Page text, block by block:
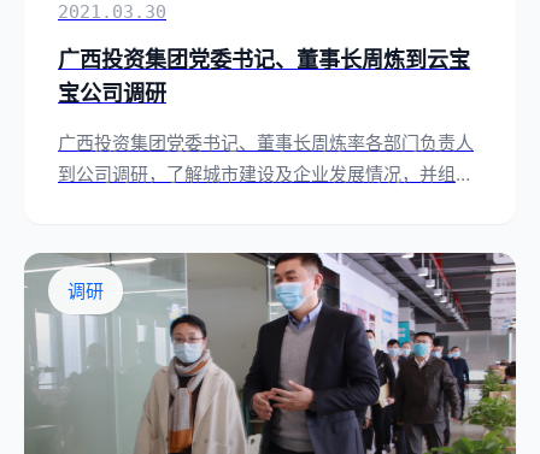
2021.03.30
广西投资集团党委书记、董事长周炼到云宝
宝公司调研
广西投资集团党委书记、董事长周炼率各部门负责人
到公司调研，了解城市建设及企业发展情况，并组织
调研